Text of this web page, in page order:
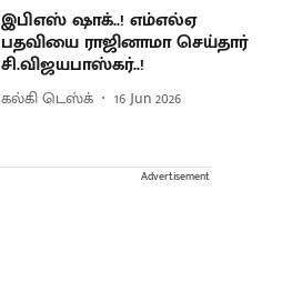
இபிஎஸ் ஷாக்..! எம்எல்ஏ
பதவியை ராஜினாமா செய்தார்
சி.விஜயபாஸ்கர்..!
கல்கி டெஸ்க் 16 Jun 2026
Advertisement